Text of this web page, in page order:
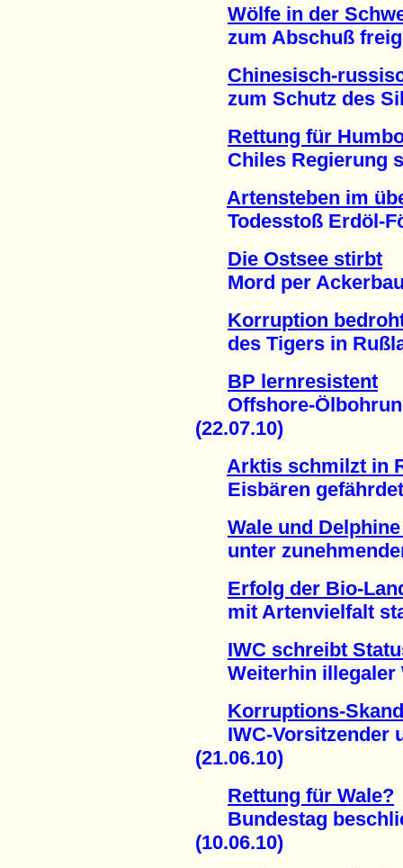
Wölfe in der
zum Abschuß
Chinesisch-
zum Schutz des
Rettung für
Chiles Regierung
Artensteben im
Todesstoß Erdöl-
Die Ostsee stirbt
Mord per Ackerbau
Korruption
des Tigers in
BP lernresistent
Offshore-
(22.07.10)
Arktis schmilzt in
Eisbären gefährdet
Wale und
unter
Erfolg der Bio-
mit Artenvielfalt
IWC schreibt
Weiterhin illegaler
Korruptions-
IWC-Vorsitzender
(21.06.10)
Rettung für Wale?
Bundestag
(10.06.10)